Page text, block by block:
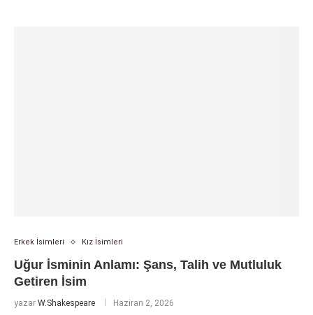
Erkek İsimleri Kız İsimleri
Uğur İsminin Anlamı: Şans, Talih ve Mutluluk
Getiren İsim
yazar W.Shakespeare Haziran 2, 2026